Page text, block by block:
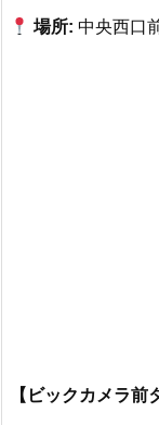
場所: 中央西口
【ビックカメラ前